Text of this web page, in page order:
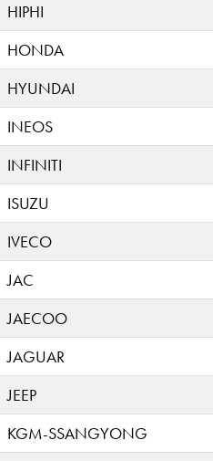
HIPHI
HONDA
HYUNDAI
INEOS
INFINITI
ISUZU
IVECO
JAC
JAECOO
JAGUAR
JEEP
KGM-SSANGYONG